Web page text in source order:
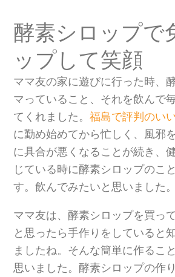
酵素シロップで
ップして笑顔
ママ友の家に遊びに行った時、
マっていること、それを飲んで
てくれました。福島で評判のい
に勤め始めてから忙しく、風邪
に具合が悪くなることが続き、
じている時に酵素シロップのこ
す。飲んでみたいと思いました。
ママ友は、酵素シロップを買っ
と思ったら手作りをしていると
ましたね。そんな簡単に作るこ
思いました。酵素シロップの作